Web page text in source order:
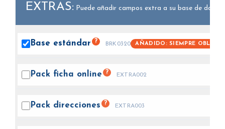
EXTRAS: Puede añadir campos extra a su base de datos.
Base estándar ? BRK0320 AÑADIDO: SIEMPRE
Pack ficha online ? EXTRA002
Pack direcciones ? EXTRA003